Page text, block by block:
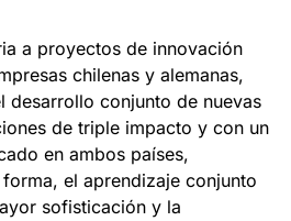
a proyectos de innovación
chilenas y alemanas,
desarrollo conjunto de nuevas
de triple impacto y con un
en ambos países,
el aprendizaje conjunto
sofisticación y la